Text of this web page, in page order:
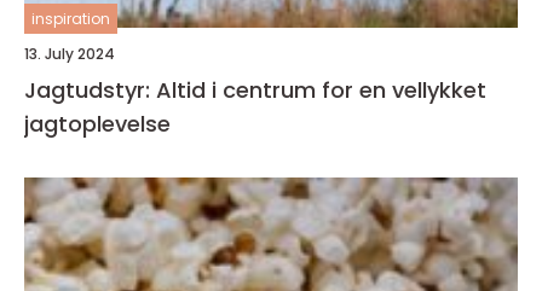
inspiration
13. July 2024
Jagtudstyr: Altid i centrum for en vellykket
jagtoplevelse